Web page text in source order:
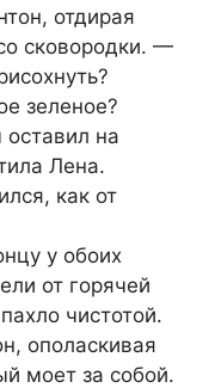
отдирая
сковородки. —
зеленое?
на
Лена.
как от
у обоих
от горячей
чистотой.
ополаскивая
моет за собой.